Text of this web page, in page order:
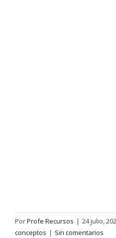
PorProfe Recursos | 24 julio,
conceptos | Sin comentarios